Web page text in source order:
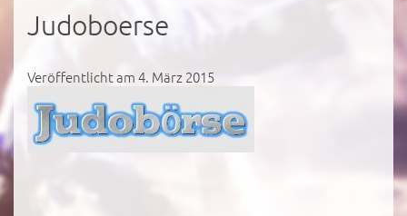
Judoboerse
Veröffentlicht am 4. März 2015